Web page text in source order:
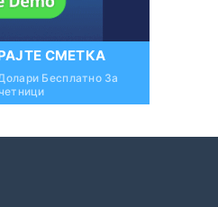
СМЕТКА
Бесплатно За